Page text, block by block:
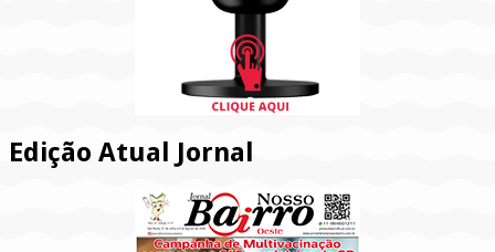
Edição Atual Jornal